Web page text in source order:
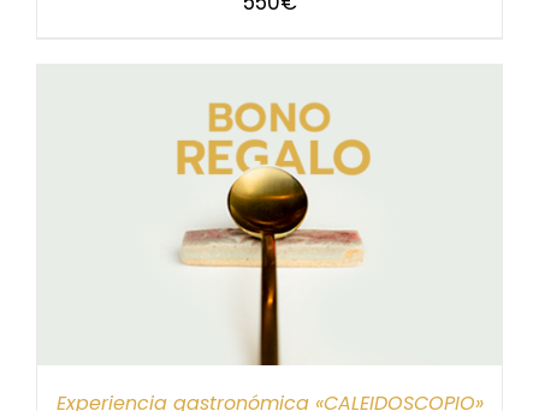
Experiencia gastronómica «CALEIDOSCOPIO»